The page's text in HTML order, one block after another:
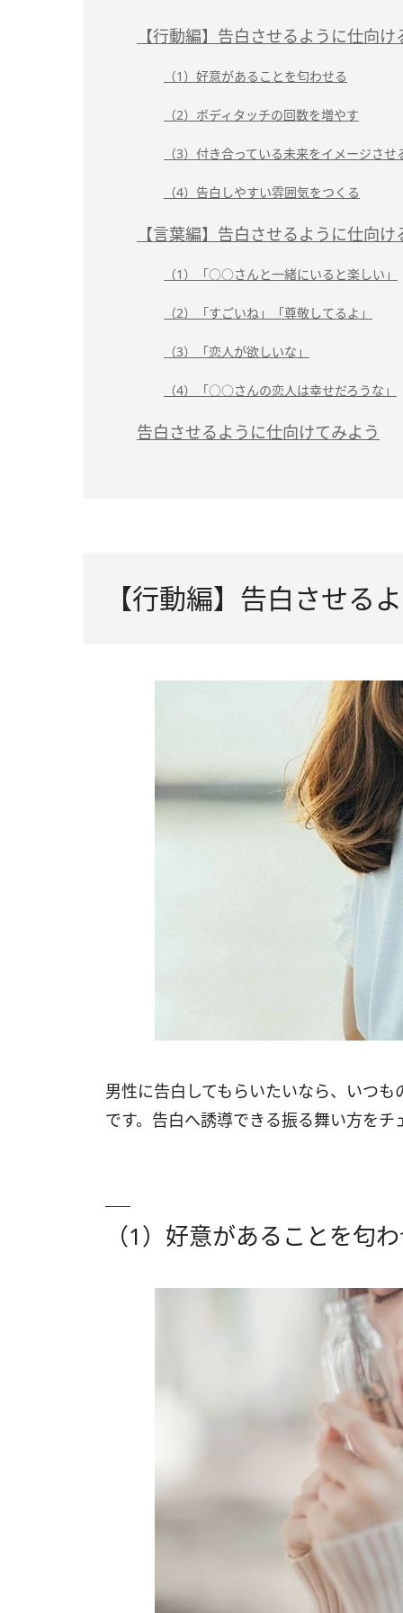
【行動編】告白させるように仕向け
（1）好意があることを匂わせる
（2）ボディタッチの回数を増やす
（3）付き合っている未来をイメージさせ
（4）告白しやすい雰囲気をつくる
【言葉編】告白させるように仕向け
（1）「○○さんと一緒にいると楽しい」
（2）「すごいね」「尊敬してるよ」
（3）「恋人が欲しいな」
（4）「○○さんの恋人は幸せだろうな」
告白させるように仕向けてみよう
【行動編】告白させる
男性に告白してもらいたいなら、いつ
です。告白へ誘導できる振る舞い方を
（1）好意があることを匂